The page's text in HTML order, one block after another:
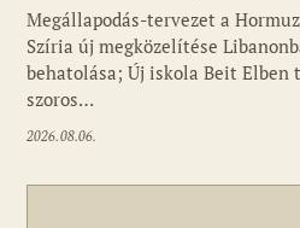
Megállapodás-tervezet a
Szíria új megközelítése
behatolása; Új iskola Beit Elben
szoros…
2026.08.06.